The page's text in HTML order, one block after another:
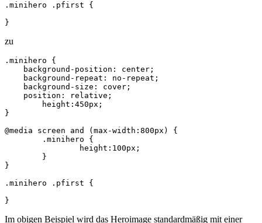
.minihero .pfirst {
}
zu
.minihero {
    background-position: center;
    background-repeat: no-repeat;
    background-size: cover;
    position: relative;
}
@media screen and (max-width:800px) {
}
.minihero .pfirst {
}
Im obigen Beispiel wird das Heroimage standardmäßig mit einer